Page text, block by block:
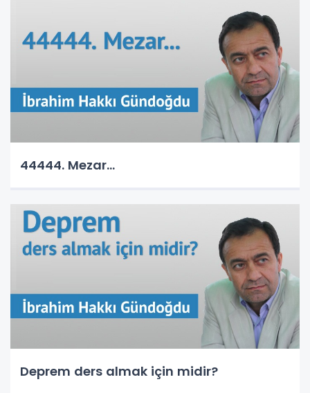
44444. Mezar...
Deprem ders almak için midir?